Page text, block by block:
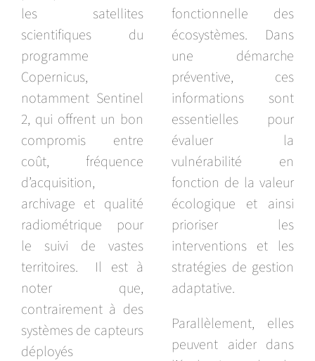
les satellites
scientifiques du
programme
Copernicus,
notamment Sentinel
2, qui offrent un bon
compromis entre
coût, fréquence
d’acquisition,
archivage et qualité
radiométrique pour
le suivi de vastes
territoires. Il est à
noter que,
contrairement à des
systèmes de capteurs
déployés
fonctionnelle des
écosystèmes. Dans
une démarche
préventive, ces
informations sont
essentielles pour
évaluer la
vulnérabilité en
fonction de la valeur
écologique et ainsi
prioriser les
interventions et les
stratégies de gestion
adaptative.
Parallèlement, elles
peuvent aider dans